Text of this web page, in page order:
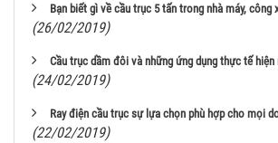
Bạn biết gì về cầu trục 5 tấn trong nhà máy, công
(26/02/2019)
Cầu trục dầm đôi và những ứng dụng thực tế hiện
(24/02/2019)
Ray điện cầu trục sự lựa chọn phù hợp cho mọi
(22/02/2019)